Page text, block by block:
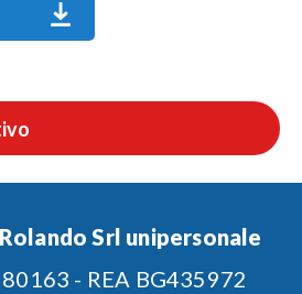
Srl unipersonale
- REA BG435972